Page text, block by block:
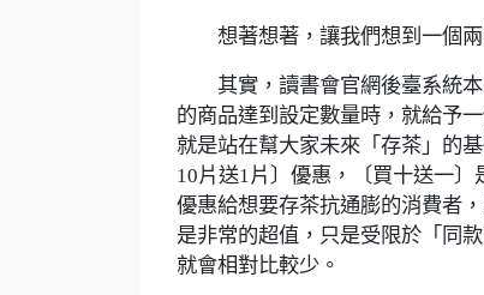
想著想著，讓我們想到一個兩
其實，讀書會官網後臺系統本
的商品達到設定數量時，就給予
就是站在幫大家未來「存茶」的
10片送1片〕優惠，〔買十送一
優惠給想要存茶抗通膨的消費者
是非常的超值，只是受限於「同
就會相對比較少。